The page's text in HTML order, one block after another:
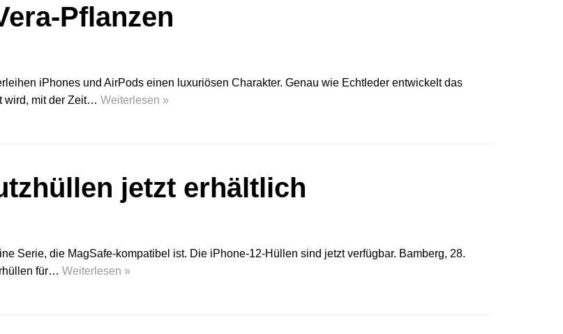
Pflanzen
iPhones und AirPods einen luxuriösen Charakter. Genau wie Echtleder entwickelt das
wird, mit der Zeit… Weiterlesen »
jetzt erhältlich
Serie, die MagSafe-kompatibel ist. Die iPhone-12-Hüllen sind jetzt verfügbar. Bamberg, 28.
für… Weiterlesen »